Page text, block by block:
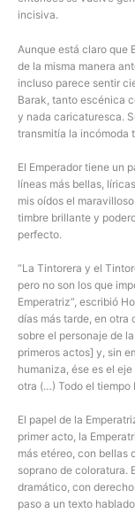
incisiva.
Aunque está claro que
de la misma manera
incluso parece sentir
Barak, tanto escénica
y nada caricaturesca.
transmitía la incómoda
El Emperador tiene un
líneas más bellas,
mis oídos el
timbre brillante y
perfecto.
“La Tintorera y el
pero no son los que
Emperatriz”, escribió
días más tarde, en otra
sobre el personaje de
primeros actos] y, sin
humaniza, ése es el
otra (…) Todo el tiempo
El papel de la
primer acto, la
más etéreo, con bellas
soprano de coloratura.
dramático, con
paso a un texto